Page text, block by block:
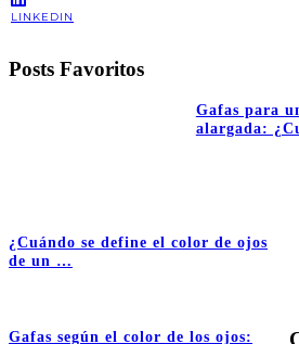
LINKEDIN
Posts Favoritos
Gafas para
alargada:
¿Cuándo se define el color de ojos
de un …
Gafas según el color de los ojos: